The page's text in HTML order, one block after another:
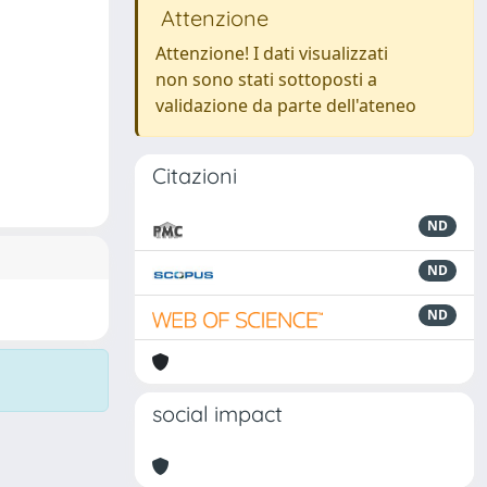
Attenzione
Attenzione! I dati visualizzati
non sono stati sottoposti a
validazione da parte dell'ateneo
Citazioni
ND
ND
ND
social impact